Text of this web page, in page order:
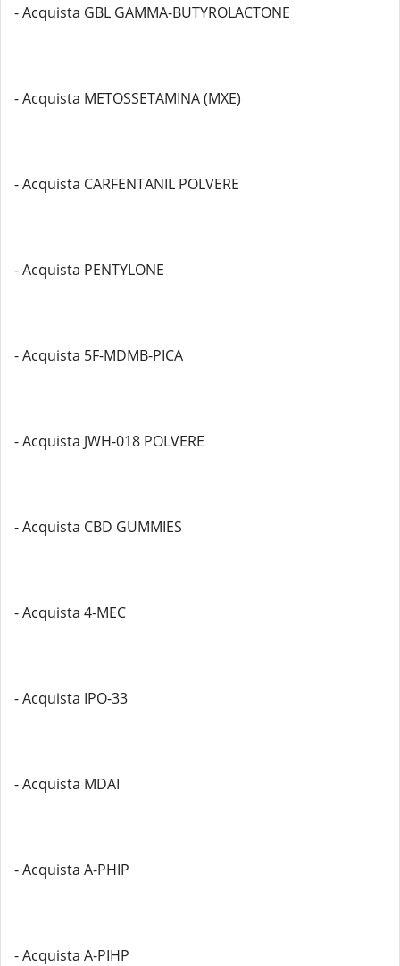
- Acquista GBL GAMMA-BUTYROLACTONE
- Acquista METOSSETAMINA (MXE)
- Acquista CARFENTANIL POLVERE
- Acquista PENTYLONE
- Acquista 5F-MDMB-PICA
- Acquista JWH-018 POLVERE
- Acquista CBD GUMMIES
- Acquista 4-MEC
- Acquista IPO-33
- Acquista MDAI
- Acquista A-PHIP
- Acquista A-PIHP